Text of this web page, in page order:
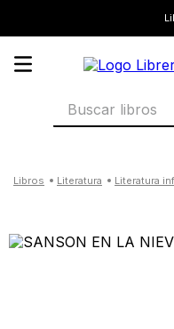
Buscar libros
literatura literatura